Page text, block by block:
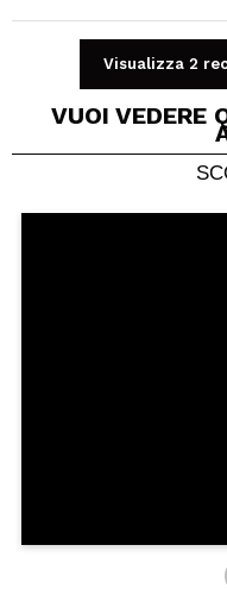
Il tuo video
Visualizza 2
VUOI VEDERE